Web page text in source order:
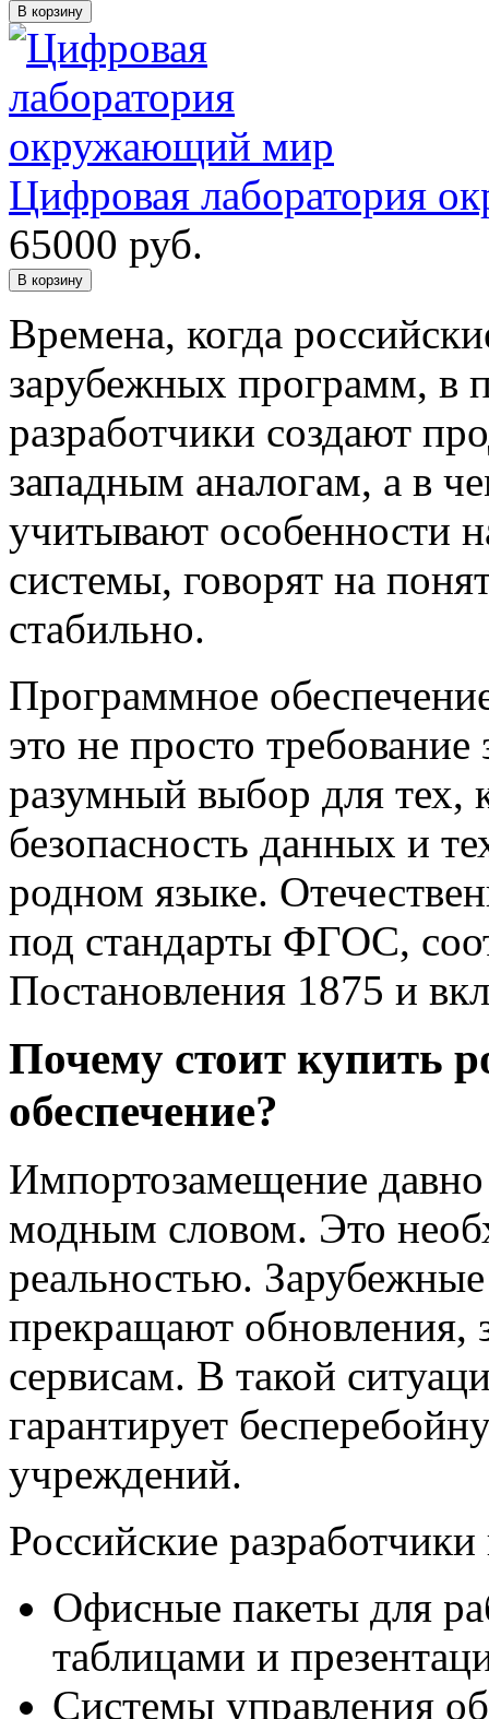
В корзину
Цифровая лаборатория
65000 руб.
В корзину
Времена, когда
зарубежных программ, в
разработчики создают
западным аналогам, а в
учитывают особенности
системы, говорят на
стабильно.
Программное
это не просто требование
разумный выбор для тех,
безопасность данных и
родном языке.
под стандарты ФГОС,
Постановления 1875 и
Почему стоит купить
обеспечение?
Импортозамещение
модным словом. Это
реальностью.
прекращают обновления,
сервисам. В такой
гарантирует
учреждений.
Российские
Офисные пакеты для
таблицами и
Системы управления